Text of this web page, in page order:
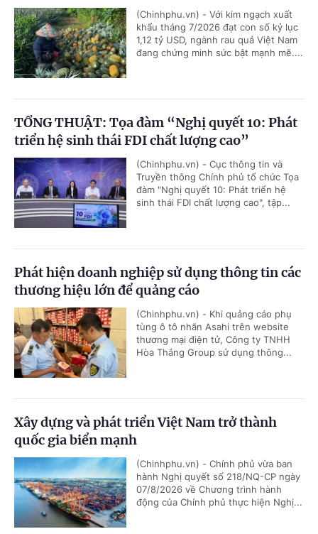
(Chinhphu.vn) - Với kim ngạch xuất
khẩu tháng 7/2026 đạt con số kỷ lục
1,12 tỷ USD, ngành rau quả Việt Nam
đang chứng minh sức bật mạnh mẽ....
TỔNG THUẬT: Tọa đàm “Nghị quyết 10: Phát
triển hệ sinh thái FDI chất lượng cao”
(Chinhphu.vn) - Cục thông tin và
Truyền thông Chính phủ tổ chức Tọa
đàm "Nghị quyết 10: Phát triển hệ
sinh thái FDI chất lượng cao", tập...
Phát hiện doanh nghiệp sử dụng thông tin các
thương hiệu lớn để quảng cáo
(Chinhphu.vn) - Khi quảng cáo phụ
tùng ô tô nhãn Asahi trên website
thương mại điện tử, Công ty TNHH
Hòa Thắng Group sử dụng thông...
Xây dựng và phát triển Việt Nam trở thành
quốc gia biển mạnh
(Chinhphu.vn) - Chính phủ vừa ban
hành Nghị quyết số 218/NQ-CP ngày
07/8/2026 về Chương trình hành
động của Chính phủ thực hiện Nghị...